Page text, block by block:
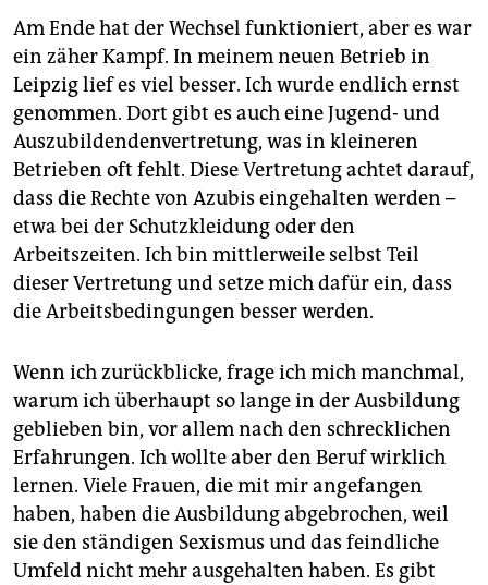
Am Ende hat der Wechsel funktioniert, aber es war
ein zäher Kampf. In meinem neuen Betrieb in
Leipzig lief es viel besser. Ich wurde endlich ernst
genommen. Dort gibt es auch eine Jugend- und
Auszubildendenvertretung, was in kleineren
Betrieben oft fehlt. Diese Vertretung achtet darauf,
dass die Rechte von Azubis eingehalten werden –
etwa bei der Schutzkleidung oder den
Arbeitszeiten. Ich bin mittlerweile selbst Teil
dieser Vertretung und setze mich dafür ein, dass
die Arbeitsbedingungen besser werden.
Wenn ich zurückblicke, frage ich mich manchmal,
warum ich überhaupt so lange in der Ausbildung
geblieben bin, vor allem nach den schrecklichen
Erfahrungen. Ich wollte aber den Beruf wirklich
lernen. Viele Frauen, die mit mir angefangen
haben, haben die Ausbildung abgebrochen, weil
sie den ständigen Sexismus und das feindliche
Umfeld nicht mehr ausgehalten haben. Es gibt